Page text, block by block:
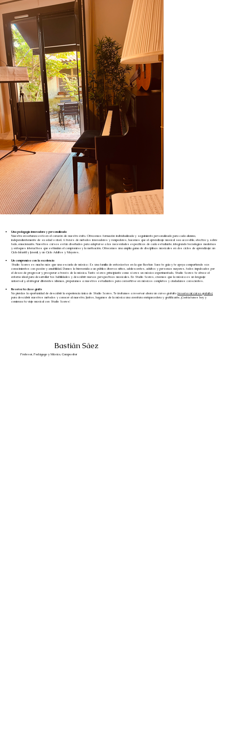
Una pedagogía innovadora y personalizada
Nuestra enseñanza está en el corazón de nuestro éxito. Ofrecemos formación individualizada y seguimiento personalizado para cada alumno,
independientemente de su edad o nivel. A través de métodos innovadores y rompedores, hacemos que el aprendizaje musical sea accesible, efectivo y, sobre
todo, emocionante. Nuestros cursos están diseñados para adaptarse a las necesidades específicas de cada estudiante, integrando tecnologías modernas
y enfoques interactivos que estimulan el compromiso y la motivación. Ofrecemos una amplia gama de disciplinas musicales en dos ciclos de aprendizaje: un
Ciclo Infantil y Juvenil, y un Ciclo Adultos y Mayores.
Un compromiso con la excelencia
Studio Scores es mucho más que una escuela de música : Es una familia de entusiastas en la que Bastian Saez te guía y te apoya compartiendo sus
conocimientos con pasión y amabilidad. Damos la bienvenida a un público diverso: niños, adolescentes, adultos y personas mayores, todos impulsados por
el deseo de progresar y prosperar a través de la música. Tanto si eres principiante como si eres un músico experimentado, Studio Scores te ofrece el
entorno ideal para desarrollar tus habilidades y descubrir nuevas perspectivas musicales. En Studio Scores, creemos que la música es un lenguaje
universal y, al integrar diferentes idiomas, preparamos a nuestros estudiantes para convertirse en músicos completos y ciudadanos conscientes.
Reserva tu clase gratis
No pierdas la oportunidad de descubrir la experiencia única de Studio Scores. Te invitamos a reservar ahora un curso gratuito(reservo mi curso gratuito)
para descubrir nuestros métodos y conocer al maestro. Juntos, hagamos de la música una aventura enriquecedora y gratificante. ¡Contáctanos hoy y
comienza tu viaje musical con Studio Scores!
Bastián Sáez
Profesor, Pedágogo y Músico, Compositor